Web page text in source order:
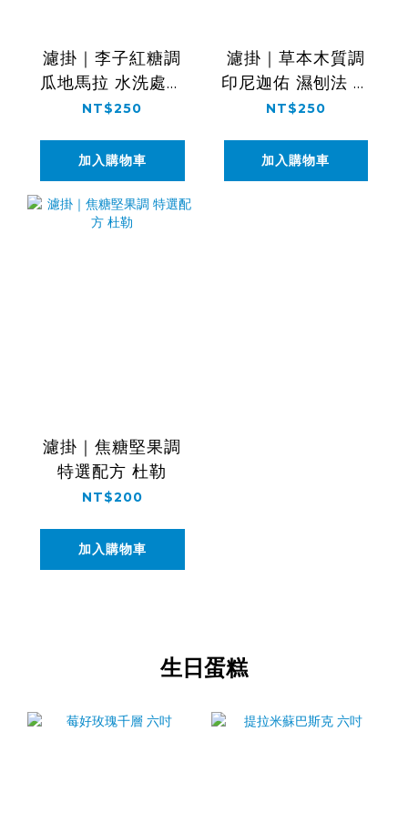
濾掛｜李子紅糖調
瓜地馬拉 水洗處理
花神
NT$250
加入購物車
濾掛｜草本木質調
印尼迦佑 濕刨法 黃
金曼特寧
NT$250
加入購物車
濾掛｜焦糖堅果調
特選配方 杜勒
NT$200
加入購物車
生日蛋糕